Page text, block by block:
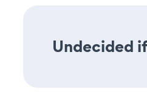
Undecided